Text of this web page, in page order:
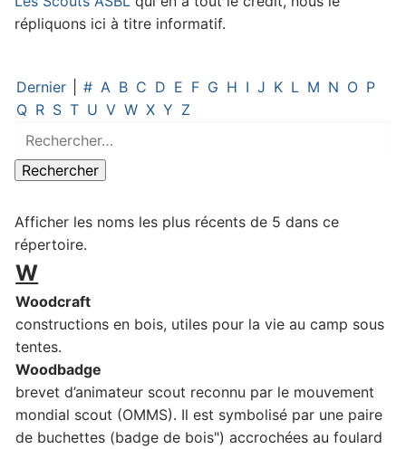
répliquons ici à titre informatif.
Dernier # A B C D E F G H I J K L M N O P
Q R S T U V W X Y Z
Afficher les noms les plus récents de 5 dans ce
répertoire.
W
Woodcraft
constructions en bois, utiles pour la vie au camp sous
tentes.
Woodbadge
brevet d’animateur scout reconnu par le mouvement
mondial scout (OMMS). Il est symbolisé par une paire
de buchettes (badge de bois") accrochées au foulard